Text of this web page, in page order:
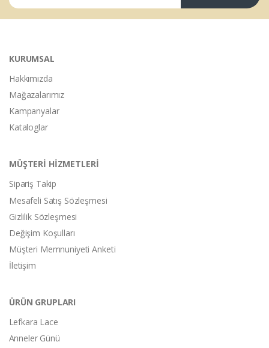
KURUMSAL
Hakkımızda
Mağazalarımız
Kampanyalar
Kataloglar
MÜŞTERİ HİZMETLERİ
Sipariş Takip
Mesafeli Satış Sözleşmesi
Gizlilik Sözleşmesi
Değişim Koşulları
Müşteri Memnuniyeti Anketi
İletişim
ÜRÜN GRUPLARI
Lefkara Lace
Anneler Günü